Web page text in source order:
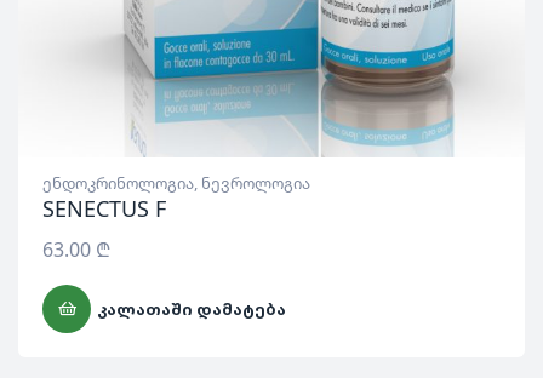
ენდოკრინოლოგია, ნევროლოგია
SENECTUS F
63.00 ₾
ᲙᲐᲚᲐᲗᲐᲨᲘ ᲓᲐᲛᲐᲢᲔᲑᲐ